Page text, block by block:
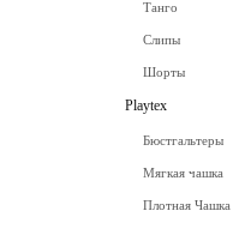
Танго
Слипы
Шорты
Playtex
Бюстгальтеры
Мягкая чашка
Плотная Чашка